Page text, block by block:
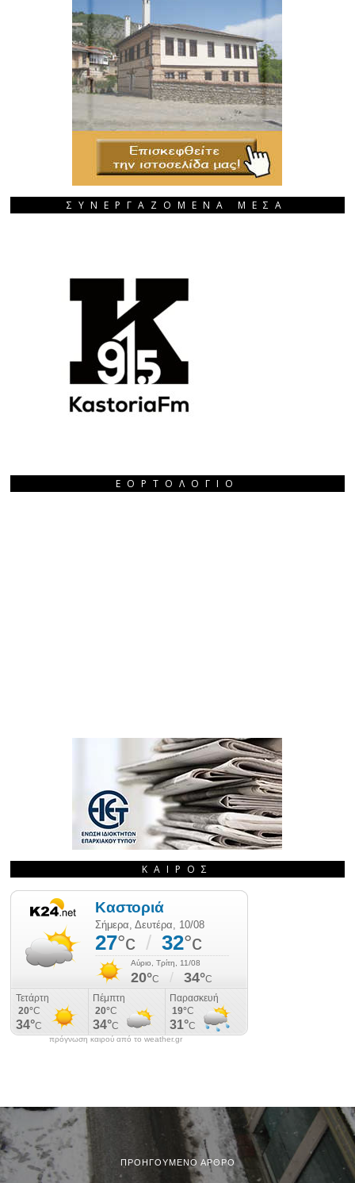
ΣΥΝΕΡΓΑΖΟΜΕΝΑ ΜΕΣΑ
ΕΟΡΤΟΛΌΓΙΟ
ΚΑΙΡΌΣ
πρόγνωση καιρού από το weather.gr
ΠΡΟΗΓΟΎΜΕΝΟ ΆΡΘΡΟ